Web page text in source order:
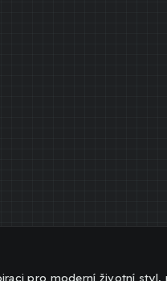
pro moderní životní